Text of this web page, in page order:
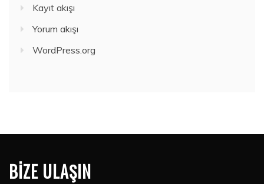
Kayıt akışı
Yorum akışı
WordPress.org
BIZE ULAŞIN